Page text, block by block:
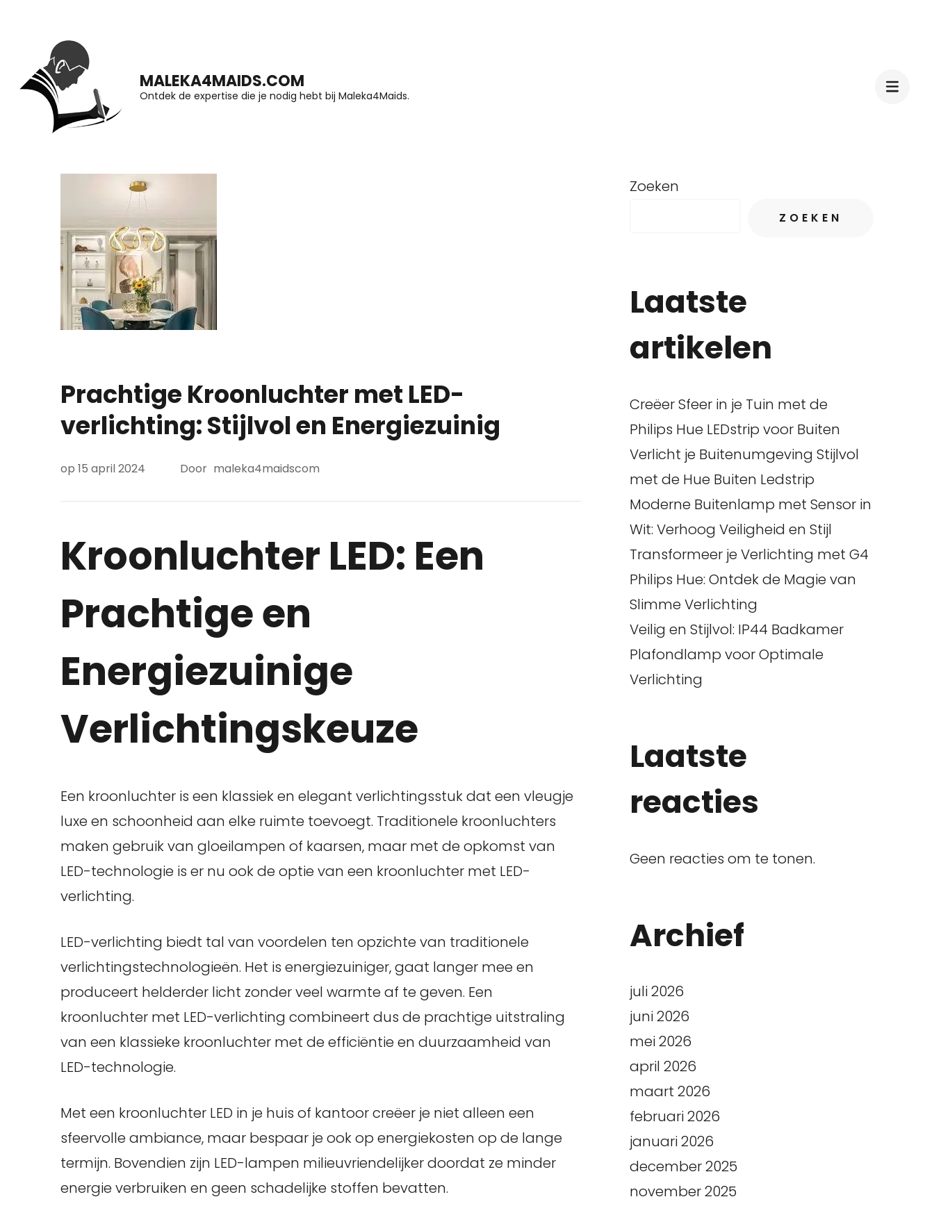
inhoud
(druk
MALEKA4MAIDS.COM
Ontdek de expertise die je nodig hebt bij Maleka4Maids.
Prachtige Kroonluchter met LED-
verlichting: Stijlvol en Energiezuinig
op 15 april 2024 Door maleka4maidscom
Kroonluchter LED: Een
Prachtige en
Energiezuinige
Verlichtingskeuze
Een kroonluchter is een klassiek en elegant verlichtingsstuk dat een vleugje
luxe en schoonheid aan elke ruimte toevoegt. Traditionele kroonluchters
maken gebruik van gloeilampen of kaarsen, maar met de opkomst van
LED-technologie is er nu ook de optie van een kroonluchter met LED-
verlichting.
LED-verlichting biedt tal van voordelen ten opzichte van traditionele
verlichtingstechnologieën. Het is energiezuiniger, gaat langer mee en
produceert helderder licht zonder veel warmte af te geven. Een
kroonluchter met LED-verlichting combineert dus de prachtige uitstraling
van een klassieke kroonluchter met de efficiëntie en duurzaamheid van
LED-technologie.
Met een kroonluchter LED in je huis of kantoor creëer je niet alleen een
sfeervolle ambiance, maar bespaar je ook op energiekosten op de lange
termijn. Bovendien zijn LED-lampen milieuvriendelijker doordat ze minder
energie verbruiken en geen schadelijke stoffen bevatten.
Zoeken
ZOEKEN
Laatste
artikelen
Creëer Sfeer in je Tuin met de
Philips Hue LEDstrip voor Buiten
Verlicht je Buitenumgeving Stijlvol
met de Hue Buiten Ledstrip
Moderne Buitenlamp met Sensor in
Wit: Verhoog Veiligheid en Stijl
Transformeer je Verlichting met G4
Philips Hue: Ontdek de Magie van
Slimme Verlichting
Veilig en Stijlvol: IP44 Badkamer
Plafondlamp voor Optimale
Verlichting
Laatste
reacties
Geen reacties om te tonen.
Archief
juli 2026
juni 2026
mei 2026
april 2026
maart 2026
februari 2026
januari 2026
december 2025
november 2025